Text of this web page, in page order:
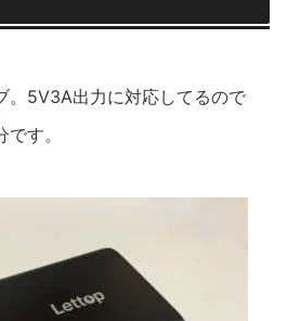
。5V3A出力に対応してるので
す。